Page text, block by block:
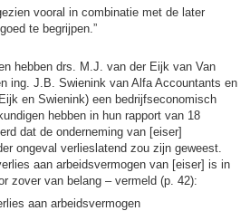
vooral in combinatie met de later
te begrijpen.”
hebben drs. M.J. van der Eijk van Van
ing. J.B. Swienink van Alfa Accountants en
en Swienink) een bedrijfseconomisch
hebben in hun rapport van 18
dat de onderneming van [eiser]
ongeval verlieslatend zou zijn geweest.
aan arbeidsvermogen van [eiser] is in
zover van belang – vermeld (p. 42):
aan arbeidsvermogen